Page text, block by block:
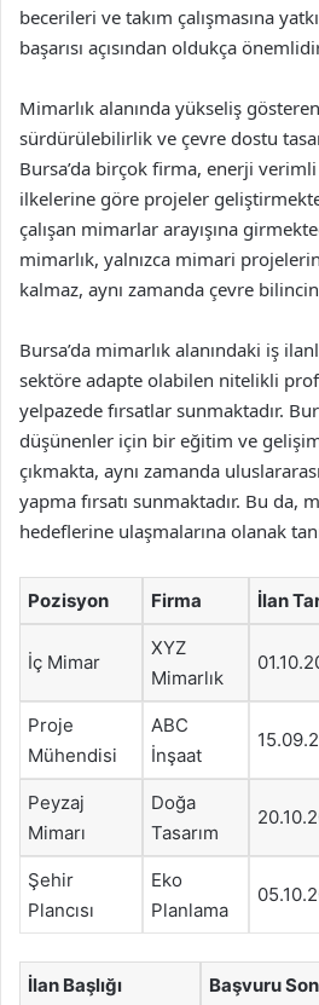
becerileri ve takım çalışmasına
başarısı açısından oldukça
Mimarlık alanında yükseliş
sürdürülebilirlik ve çevre dostu
Bursa’da birçok firma, enerji
ilkelerine göre projeler
çalışan mimarlar arayışına
mimarlık, yalnızca mimari
kalmaz, aynı zamanda çevre
Bursa’da mimarlık alanındaki iş
sektöre adapte olabilen nitelikli
yelpazede fırsatlar sunmaktadır.
düşünenler için bir eğitim ve
çıkmakta, aynı zamanda
yapma fırsatı sunmaktadır. Bu da,
hedeflerine ulaşmalarına olanak
Pozisyon Firma İlan
İç Mimar
XYZ
Mimarlık
Proje
Mühendisi
ABC
İnşaat
Peyzaj
Mimarı
Doğa
Tasarım
Şehir
Plancısı
Eko
Planlama
İlan Başlığı Başvuru